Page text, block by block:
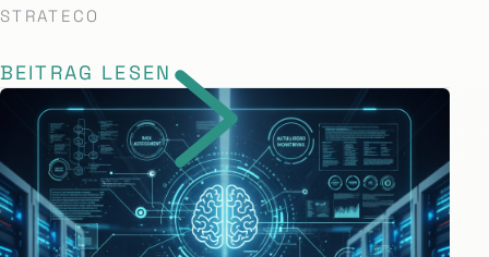
STRATECO
BEITRAG LESEN